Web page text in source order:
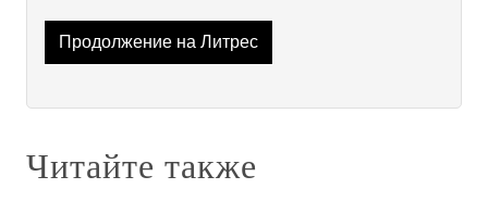
Продолжение на Литрес
Читайте также